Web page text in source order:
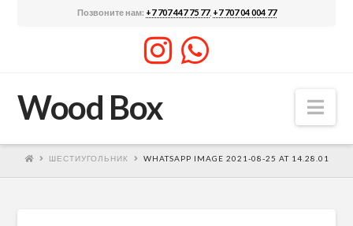
Позвоните нам: +7 707 447 75 77, +7 707 04 004 77
Wood Box
ШЕСТИУГОЛЬНИК WHATSAPP IMAGE 2021-08-25 AT 14.28.01